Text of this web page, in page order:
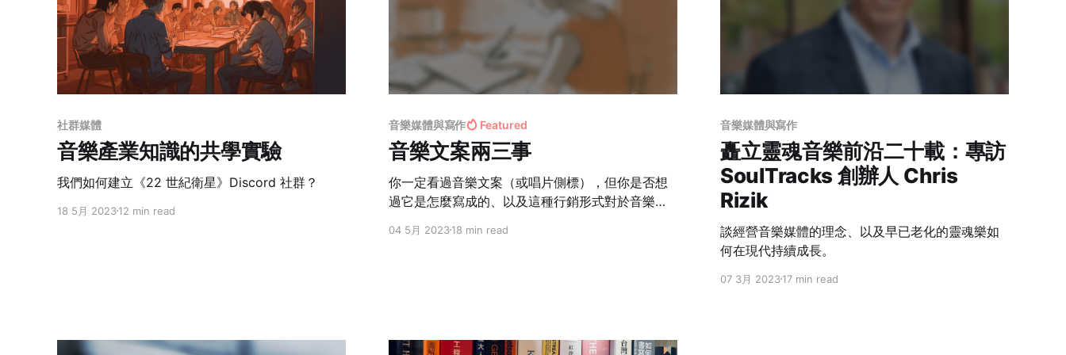
社群媒體
音樂產業知識的共學實驗
我們如何建立《22 世紀衛星》Discord 社群？
18 5月 202312 min read
音樂媒體與寫作 Featured
音樂文案兩三事
你一定看過音樂文案（或唱片側標），但你是否想
過它是怎麼寫成的、以及這種行銷形式對於音樂資
04 5月 202318 min read
音樂媒體與寫作
矗立靈魂音樂前沿二十載：專訪
SoulTracks 創辦人 Chris
Rizik
談經營音樂媒體的理念、以及早已老化的靈魂樂如
何在現代持續成長。
07 3月 202317 min read